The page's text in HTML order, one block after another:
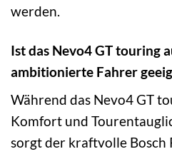
werden.
Ist das Nevo4 GT touring
ambitionierte Fahrer
Während das Nevo4 GT
Komfort und
sorgt der kraftvolle Bosch